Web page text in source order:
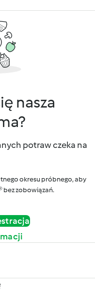
nasza
potraw czeka na
okresu próbnego, aby
bez zobowiązań.